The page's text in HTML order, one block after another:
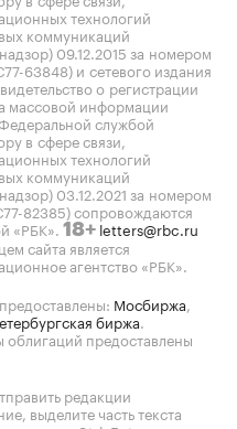
технологий
коммуникаций
09.12.2015 за номером
63848) и сетевого издания
о регистрации
массовой информации
службой
в сфере связи,
технологий
коммуникаций
03.12.2021 за номером
82385) сопровождаются
«РБК». 18+ letters@rbc.ru
сайта является
агентство «РБК».
Мосбиржа,
биржа.
облигаций предоставлены
редакции
выделите часть текста